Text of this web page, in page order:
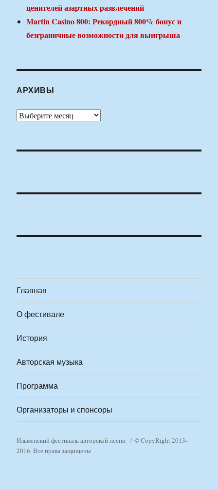
ценителей азартных развлечений
Martin Casino 800: Рекордный 800% бонус и
безграничные возможности для выигрыша
АРХИВЫ
Архивы
Главная
О фестивале
История
Авторская музыка
Программа
Организаторы и спонсоры
Ильменский фестиваль авторской песни
© CopyRight 2013-
2016. Все права защищены